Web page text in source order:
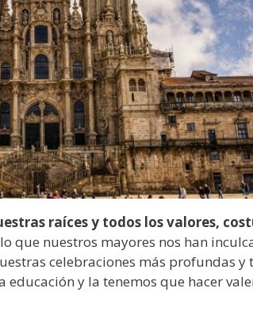
raíces y todos los valores,
que nuestros mayores nos han
celebraciones más profundas
y la tenemos que hacer